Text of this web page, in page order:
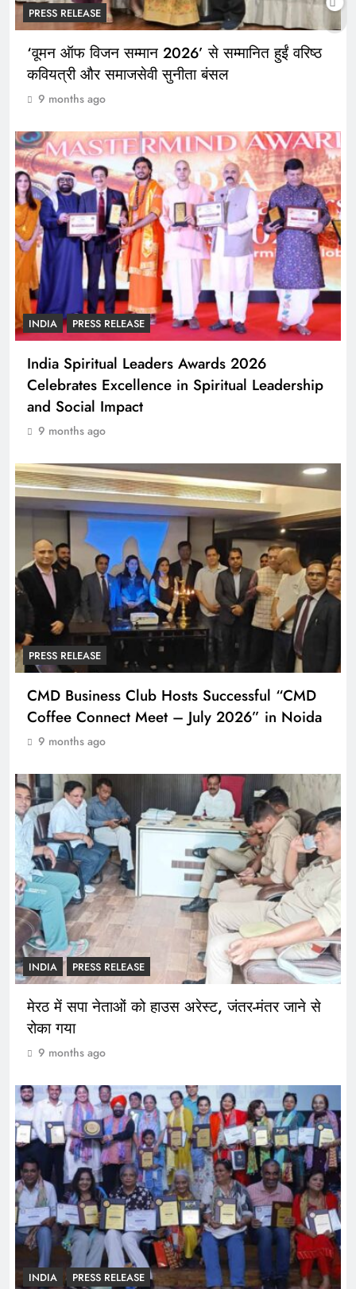
PRESS RELEASE
‘वूमन ऑफ विजन सम्मान 2026’ से सम्मानित हुईं वरिष्ठ
कवियत्री और समाजसेवी सुनीता बंसल
9 months ago
INDIA PRESS RELEASE
India Spiritual Leaders Awards 2026
Celebrates Excellence in Spiritual Leadership
and Social Impact
9 months ago
PRESS RELEASE
CMD Business Club Hosts Successful “CMD
Coffee Connect Meet – July 2026” in Noida
9 months ago
INDIA PRESS RELEASE
मेरठ में सपा नेताओं को हाउस अरेस्ट, जंतर-मंतर जाने से
रोका गया
9 months ago
INDIA PRESS RELEASE